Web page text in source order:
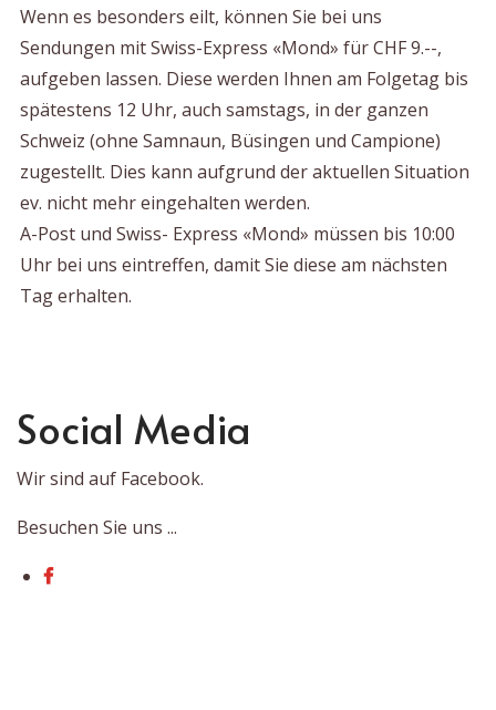
Wenn es besonders eilt, können Sie bei uns
Sendungen mit Swiss-Express «Mond» für CHF 9.--,
aufgeben lassen. Diese werden Ihnen am Folgetag bis
spätestens 12 Uhr, auch samstags, in der ganzen
Schweiz (ohne Samnaun, Büsingen und Campione)
zugestellt. Dies kann aufgrund der aktuellen Situation
ev. nicht mehr eingehalten werden.
A-Post und Swiss- Express «Mond» müssen bis 10:00
Uhr bei uns eintreffen, damit Sie diese am nächsten
Tag erhalten.
Social Media
Wir sind auf Facebook.
Besuchen Sie uns ...